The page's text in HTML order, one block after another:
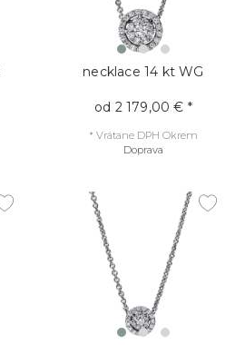
necklace 14 kt WG
od 2 179,00 € *
* Vrátane DPH Okrem
Doprava